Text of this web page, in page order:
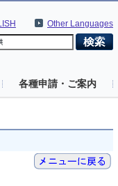
Other Languages
各種申請・ご案内